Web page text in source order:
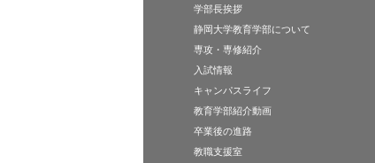
学部長挨拶
静岡大学教育学部について
専攻・専修紹介
入試情報
キャンパスライフ
教育学部紹介動画
卒業後の進路
教職支援室